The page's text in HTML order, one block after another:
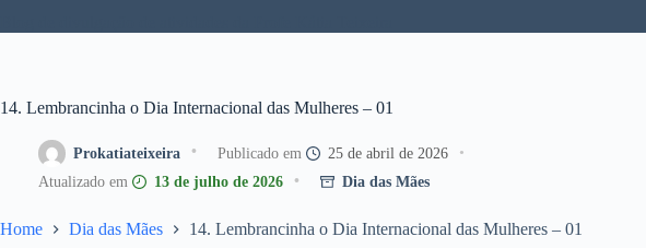
14. Lembrancinha o Dia Internacional das Mulheres – 01
Prokatiateixeira
25 de abril de 2026
13 de julho de 2026
Dia das Mães
Home Dia das Mães 14. Lembrancinha o Dia Internacional das Mulheres – 01